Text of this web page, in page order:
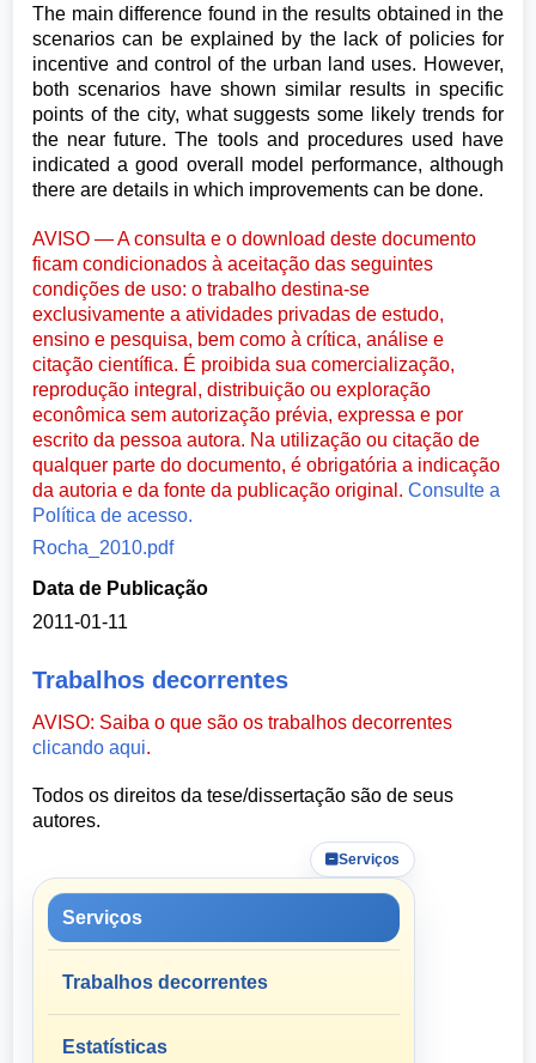
The main difference found in the results obtained in the
scenarios can be explained by the lack of policies for
incentive and control of the urban land uses. However,
both scenarios have shown similar results in specific
points of the city, what suggests some likely trends for
the near future. The tools and procedures used have
indicated a good overall model performance, although
there are details in which improvements can be done.
AVISO — A consulta e o download deste documento
ficam condicionados à aceitação das seguintes
condições de uso: o trabalho destina-se
exclusivamente a atividades privadas de estudo,
ensino e pesquisa, bem como à crítica, análise e
citação científica. É proibida sua comercialização,
reprodução integral, distribuição ou exploração
econômica sem autorização prévia, expressa e por
escrito da pessoa autora. Na utilização ou citação de
qualquer parte do documento, é obrigatória a indicação
da autoria e da fonte da publicação original.Consulte a
Política de acesso.
Rocha_2010.pdf
Data de Publicação
2011-01-11
Trabalhos decorrentes
AVISO: Saiba o que são os trabalhos decorrentes
clicando aqui.
Todos os direitos da tese/dissertação são de seus
autores.
Serviços
Serviços
Trabalhos decorrentes
Estatísticas